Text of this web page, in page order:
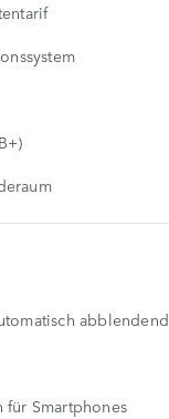
abblendend
für Smartphones